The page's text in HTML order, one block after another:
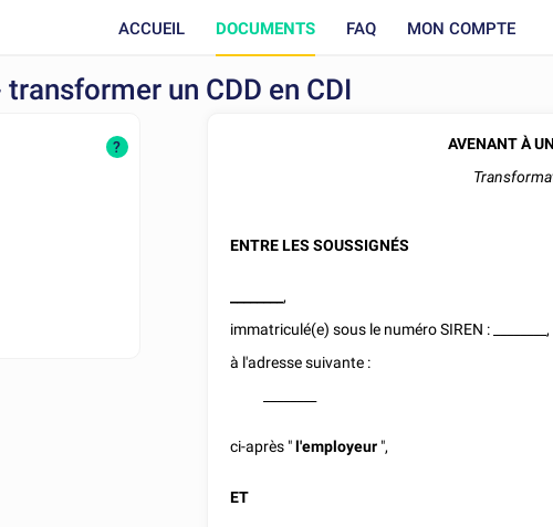
ACCUEIL DOCUMENTS FAQ MON COMPTE
un CDD en CDI
?
AVENANT À
ENTRE LES SOUSSIGNÉS
,
immatriculé(e) sous le numéro SIREN :
,
à l'adresse suivante :
ci-après " l'employeur ",
ET